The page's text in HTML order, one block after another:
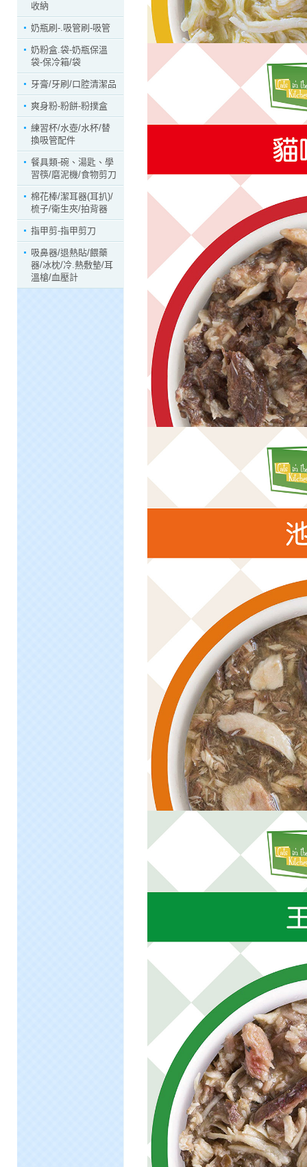
收納
奶瓶刷-.吸管刷-吸管
奶粉盒.袋-奶瓶保溫
袋-保冷箱/袋
牙膏/牙刷/口腔清潔品
爽身粉-粉餅-粉撲盒
練習杯/水壺/水杯/替
換吸管配件
餐具類-碗、湯匙、學
習筷/磨泥機/食物剪刀
棉花棒/潔耳器(耳扒)/
梳子/衛生夾/拍背器
指甲剪-指甲剪刀
吸鼻器/退熱貼/餵藥
器/冰枕/冷.熱敷墊/耳
溫槍/血壓計